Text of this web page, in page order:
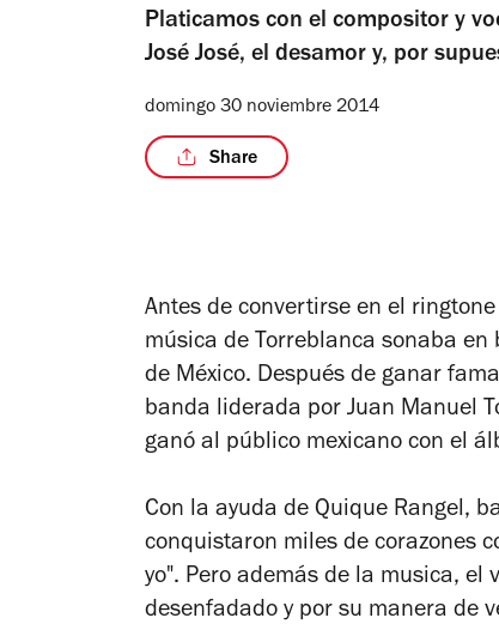
Platicamos con el compositor y
José José, el desamor y, por
domingo 30 noviembre 2014
Share
Antes de convertirse en el
música de Torreblanca sonaba
de México. Después de ganar
banda liderada por Juan Manuel
ganó al público mexicano con el
Con la ayuda de Quique Rangel,
conquistaron miles de corazones
yo". Pero además de la musica,
desenfadado y por su manera de